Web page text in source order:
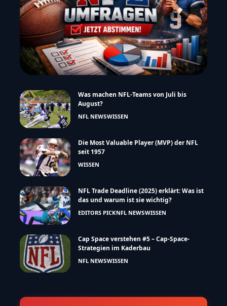
Was machen NFL-Teams von Juli bis
August?
NFL NEWSWISSEN
Die Most Valuable Player (MVP) der NFL
seit 1957
WISSEN
NFL Trade Deadline (2025) erklärt: Was ist
das und warum ist sie wichtig?
EDITORS PICKNFL NEWSWISSEN
Cap Space verstehen #5 – Cap-Space-
Strategien im Kaderbau
NFL NEWSWISSEN